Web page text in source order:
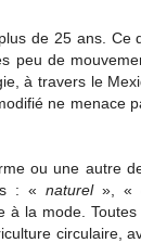
de 25 ans. Ce
peu de
à travers le
ne menace
ou une autre
: « naturel », «
à la mode.
circulaire,